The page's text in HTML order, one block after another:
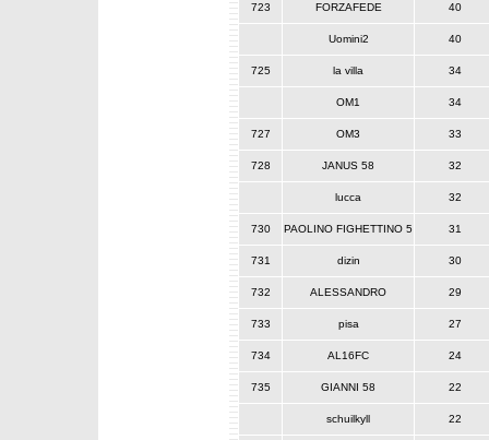
723 FORZAFEDE 40
Uomini2 40
725 la villa 34
OM1 34
727 OM3 33
728 JANUS 58 32
lucca 32
730 PAOLINO FIGHETTINO 5 31
731 dizin 30
732 ALESSANDRO 29
733 pisa 27
734 AL16FC 24
735 GIANNI 58 22
schuilkyll 22